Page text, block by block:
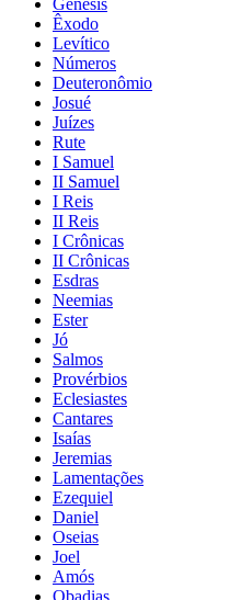
Êxodo
Levítico
Números
Deuteronômio
Josué
Juízes
Rute
I Samuel
II Samuel
I Reis
II Reis
I Crônicas
II Crônicas
Esdras
Neemias
Ester
Jó
Salmos
Provérbios
Eclesiastes
Cantares
Isaías
Jeremias
Lamentações
Ezequiel
Daniel
Oseias
Joel
Amós
Obadias